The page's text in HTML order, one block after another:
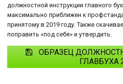
должностной инструкции главного
максимально приближен к
принятому в 2019 году. Также
поправить «под себя» и утвердить.
ОБРАЗЕЦ
ГЛАВБУХА